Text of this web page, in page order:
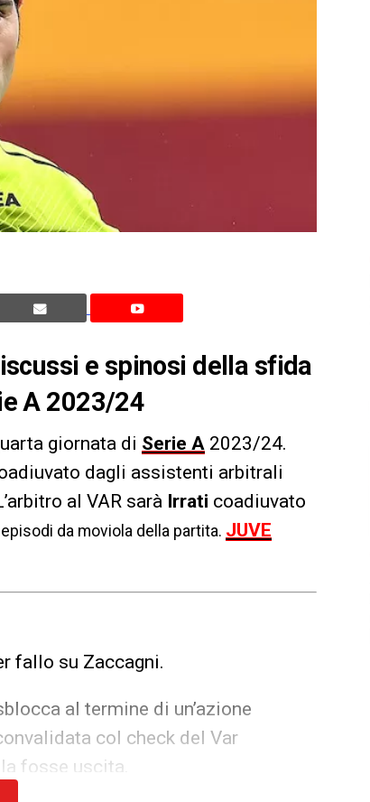
e spinosi della sfida
A 2023/24
giornata di Serie A 2023/24.
dagli assistenti arbitrali
al VAR sarà Irrati coadiuvato
da moviola della partita. JUVE
fallo su Zaccagni.
al termine di un’azione
col check del Var
fosse uscita.